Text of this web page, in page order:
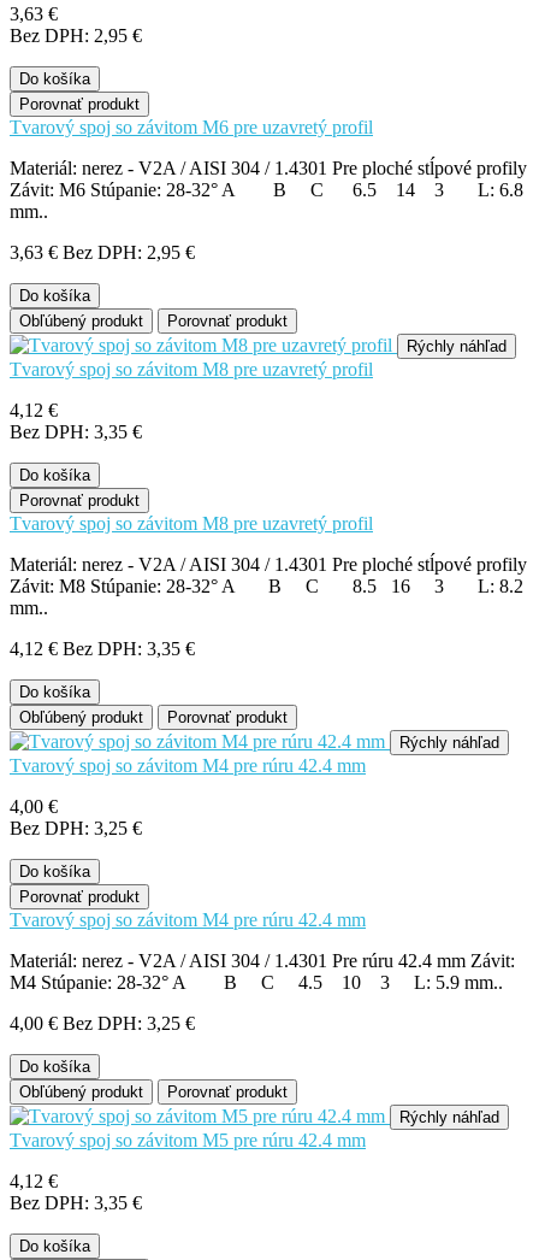
3,63 €
Bez DPH: 2,95 €
Do košíka
Porovnať produkt
Tvarový spoj so závitom M6 pre uzavretý profil
Materiál: nerez - V2A / AISI 304 / 1.4301 Pre ploché stĺpové profily
Závit: M6 Stúpanie: 28-32° A B C 6.5 14 3 L: 6.8
mm..
3,63 € Bez DPH: 2,95 €
Do košíka
Obľúbený produkt
Porovnať produkt
Rýchly náhľad
Tvarový spoj so závitom M8 pre uzavretý profil
4,12 €
Bez DPH: 3,35 €
Do košíka
Porovnať produkt
Tvarový spoj so závitom M8 pre uzavretý profil
Materiál: nerez - V2A / AISI 304 / 1.4301 Pre ploché stĺpové profily
Závit: M8 Stúpanie: 28-32° A B C 8.5 16 3 L: 8.2
mm..
4,12 € Bez DPH: 3,35 €
Do košíka
Obľúbený produkt
Porovnať produkt
Rýchly náhľad
Tvarový spoj so závitom M4 pre rúru 42.4 mm
4,00 €
Bez DPH: 3,25 €
Do košíka
Porovnať produkt
Tvarový spoj so závitom M4 pre rúru 42.4 mm
Materiál: nerez - V2A / AISI 304 / 1.4301 Pre rúru 42.4 mm Závit:
M4 Stúpanie: 28-32° A B C 4.5 10 3 L: 5.9 mm..
4,00 € Bez DPH: 3,25 €
Do košíka
Obľúbený produkt
Porovnať produkt
Rýchly náhľad
Tvarový spoj so závitom M5 pre rúru 42.4 mm
4,12 €
Bez DPH: 3,35 €
Do košíka